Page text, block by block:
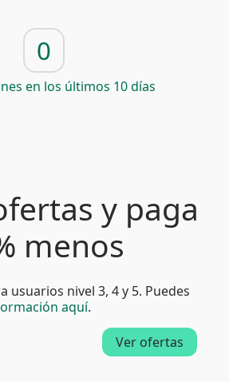
0
en los últimos 10 días
y paga
menos
usuarios nivel 3, 4 y 5. Puedes
aquí.
Ver ofertas